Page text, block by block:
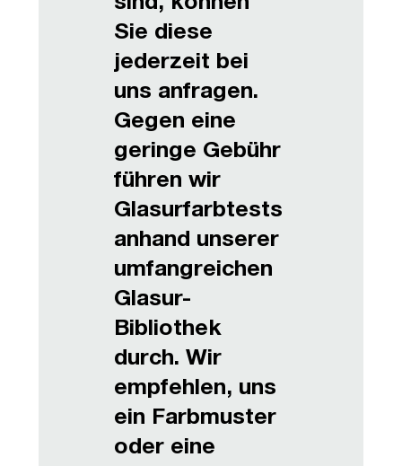
Sie diese
jederzeit bei
uns anfragen.
Gegen eine
geringe Gebühr
führen wir
Glasurfarbtests
anhand unserer
umfangreichen
Glasur-
Bibliothek
durch. Wir
empfehlen, uns
ein Farbmuster
oder eine